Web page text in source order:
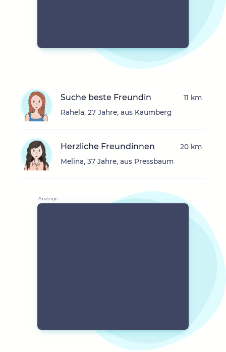
Suche beste Freundin
Rahela, 27 Jahre, aus Kaumberg
11 km
Herzliche Freundinnen
Melina, 37 Jahre, aus Pressbaum
20 km